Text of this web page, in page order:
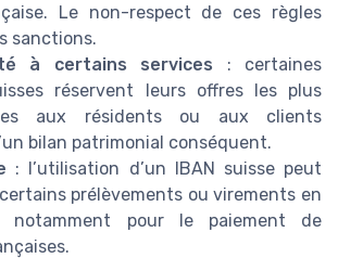
Le non-respect de ces règles
sanctions.
à certains services : certaines
réservent leurs offres les plus
aux résidents ou aux clients
bilan patrimonial conséquent.
: l’utilisation d’un IBAN suisse peut
prélèvements ou virements en
notamment pour le paiement de